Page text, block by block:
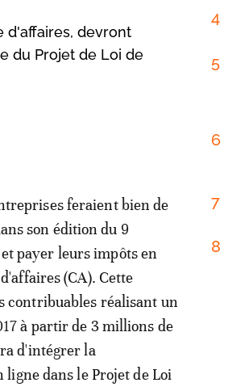
d'affaires, devront
du Projet de Loi de
feraient bien de
son édition du 9
payer leurs impôts en
(CA). Cette
contribuables réalisant un
à partir de 3 millions de
d'intégrer la
dans le Projet de Loi
4
5
6
7
8